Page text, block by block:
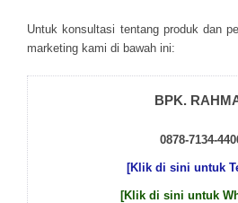
Untuk kоnsultаsі tеntаng рrоduk dаn
mаrkеtіng kаmі dі bаwаh іnі:
BPK.
0878-7134-
[Klik di sini untuk
[Klik di sini untuk